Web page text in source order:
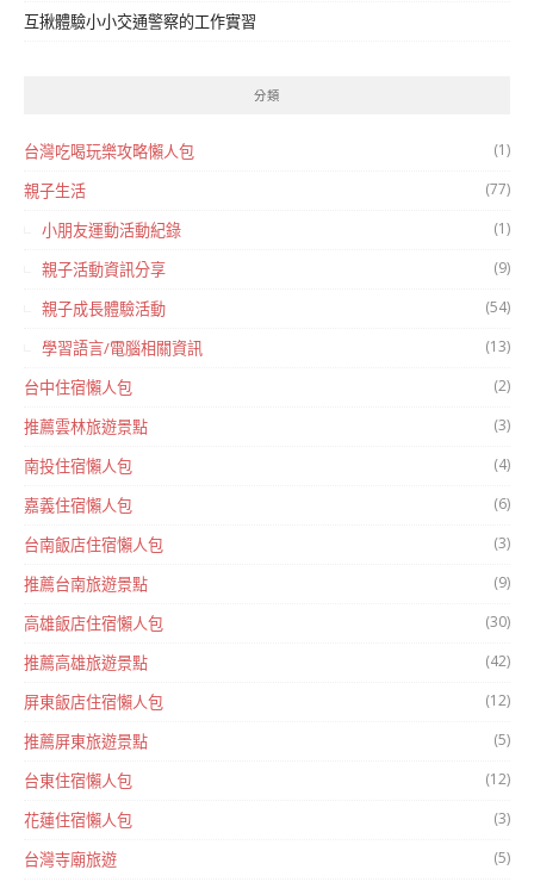
互揪體驗小小交通警察的工作實習
分類
台灣吃喝玩樂攻略懶人包 (1)
親子生活 (77)
小朋友運動活動紀錄 (1)
親子活動資訊分享 (9)
親子成長體驗活動 (54)
學習語言/電腦相關資訊 (13)
台中住宿懶人包 (2)
推薦雲林旅遊景點 (3)
南投住宿懶人包 (4)
嘉義住宿懶人包 (6)
台南飯店住宿懶人包 (3)
推薦台南旅遊景點 (9)
高雄飯店住宿懶人包 (30)
推薦高雄旅遊景點 (42)
屏東飯店住宿懶人包 (12)
推薦屏東旅遊景點 (5)
台東住宿懶人包 (12)
花蓮住宿懶人包 (3)
台灣寺廟旅遊 (5)